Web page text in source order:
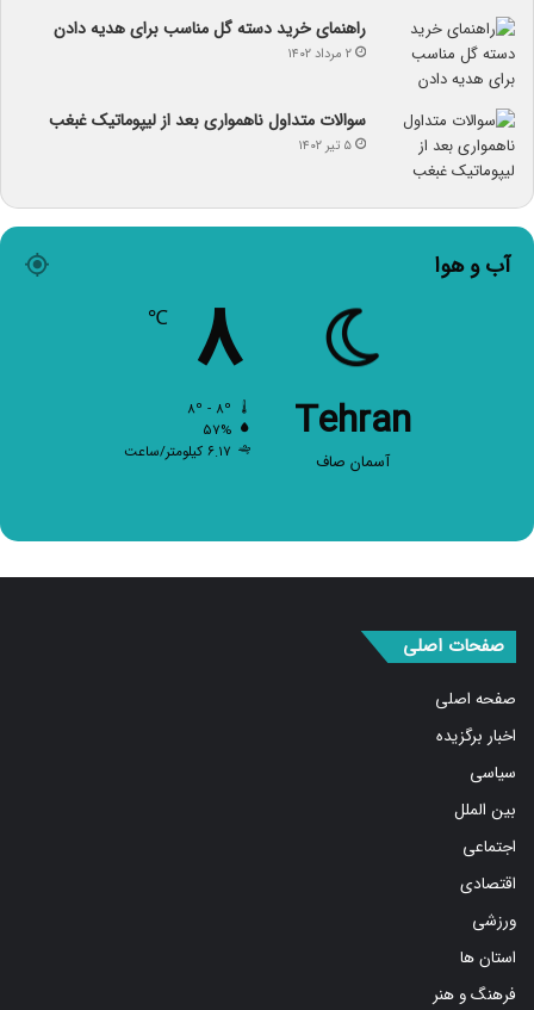
راهنمای خرید دسته گل مناسب برای هدیه دادن
۲ مرداد ۱۴۰۲
سوالات متداول ناهمواری بعد از لیپوماتیک غبغب
۵ تیر ۱۴۰۲
آب و هوا
Tehran
آسمان صاف
۸ ℃
۵۷%
۶.۱۷ کیلومتر/ساعت
صفحات اصلی
صفحه اصلی
اخبار برگزیده
سیاسی
بین الملل
اجتماعی
اقتصادی
ورزشی
استان ها
فرهنگ و هنر